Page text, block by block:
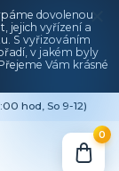
dovolenou.
jejich vyřízení a
S vyřizováním
v jakém byly
Vám krásné
hod, So 9-12)
0